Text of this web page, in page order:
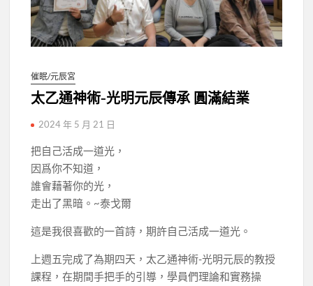
催眠/元辰宮
太乙通神術-光明元辰傳承 圓滿結業
2024 年 5 月 21 日
把自己活成一道光，
因爲你不知道，
誰會藉著你的光，
走出了黑暗。~泰戈爾
這是我很喜歡的一首詩，期許自己活成一道光。
上週五完成了為期四天，太乙通神術-光明元辰的教授
課程，在期間手把手的引導，學員們理論和實務操